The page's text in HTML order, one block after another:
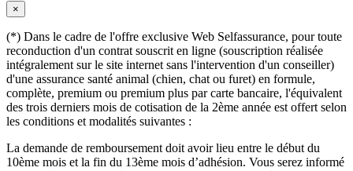
×
(*) Dans le cadre de l'offre exclusive Web Selfassurance, pour toute
reconduction d'un contrat souscrit en ligne (souscription réalisée
intégralement sur le site internet sans l'intervention d'un conseiller)
d'une assurance santé animal (chien, chat ou furet) en formule,
complète, premium ou premium plus par carte bancaire, l'équivalent
des trois derniers mois de cotisation de la 2ème année est offert selon
les conditions et modalités suivantes :
La demande de remboursement doit avoir lieu entre le début du
10ème mois et la fin du 13ème mois d’adhésion. Vous serez informé